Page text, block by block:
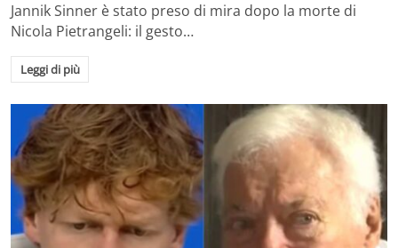
Jannik Sinner è stato preso di mira dopo la morte di
Nicola Pietrangeli: il gesto…
Leggi di più